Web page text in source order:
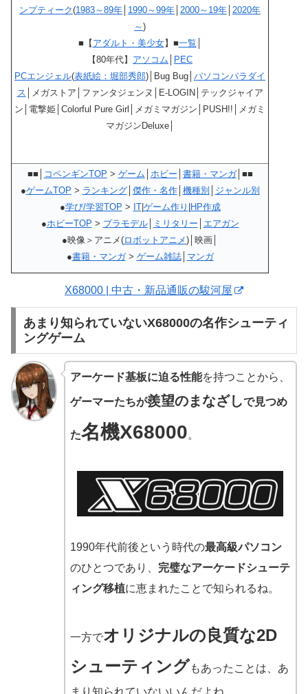
ンプティーク(1983～89年 1990～99年 2000～19年 2020年
～ )
■【 アダルト・美少女】■一覧
【80年代】 アソコム
PEC
PCエンジェル(表紙絵：堀部秀郎)│Bug Bug│ パソコンパラダイ
ス │メガストア│ファンタジェンヌ│E-LOGIN│テックジャイア
ン│電撃姫│Colorful Pure Girl│メガミマガジン│PUSH!!│メガミ
マガジンDeluxe│
■■│ コペンギンTOP > ゲーム ホビー 書籍・マンガ│■■
●ゲームTOP > ランキング│ 傑作・名作│ 機種別
ジャンル別
●学び/学習TOP > IT| ゲーム作り HP作成
●ホビーTOP > プラモデル│ ミリタリー
エアガン
●映像＞アニメ(ロボットアニメ)│映画│
●書籍・マンガ> ゲーム雑誌│ マンガ
X68000 | 中古・新品通販の駿河屋
あまり知られていないX68000の名作シューティ
ングゲーム
アーケード基板に迫る性能を持つことから、
ゲーマーたちが羨望のまなざしで見つめ
た名機X68000。
1990年代前後という時代の最高級パソコン
のひとつであり、 完璧なアーケードシューテ
ィング移植に恵まれたことで知られるね。
一方でオリジナルの良質な2D
シューティング もあったことは、あ
まり知られていないいんだよね。